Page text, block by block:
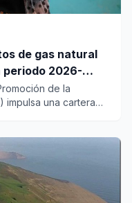
de gas natural
periodo 2026-
de la
impulsa una cartera